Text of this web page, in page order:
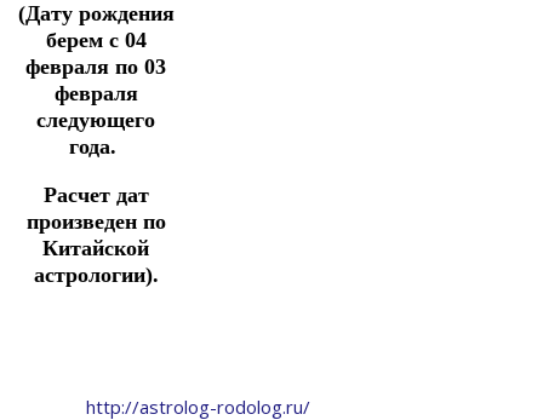
(Дату рождения
берем с 04
февраля по 03
февраля
следующего
года.
Расчет дат
произведен по
Китайской
астрологии).
http://astrolog-rodolog.ru/